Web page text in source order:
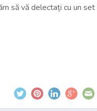
să vă delectați cu un